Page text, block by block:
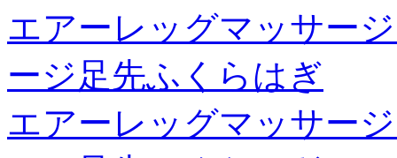
エアーレッグマッサー
ージ足先ふくらはぎ
エアーレッグマッサー